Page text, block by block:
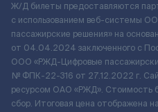
Ж/Д билеты предоставляются
с использованием веб-системы
пассажирские решения» на
от 04.04.2024 заключенного с
ООО «РЖД-Цифровые
№ ФПК-22-316 от 27.12.2022 г.
ресурсом ОАО «РЖД». Стоимость
сбор. Итоговая цена отображена